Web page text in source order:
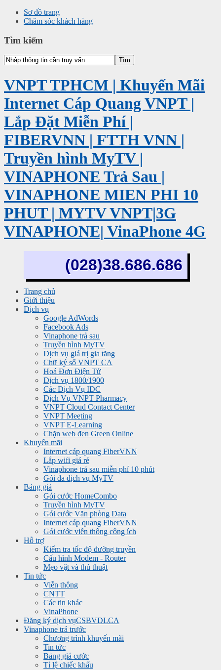
Sơ đồ trang
Chăm sóc khách hàng
Tìm kiếm
VNPT TPHCM | Khuyến Mãi
Internet Cáp Quang VNPT |
Lắp Đặt Miễn Phí |
FIBERVNN | FTTH VNN |
Truyền hình MyTV |
VINAPHONE Trả Sau |
VINAPHONE MIEN PHI 10
PHUT | MYTV VNPT|3G
VINAPHONE| VinaPhone 4G
(028)38.686.686
Trang chủ
Giới thiệu
Dịch vụ
Google AdWords
Facebook Ads
Vinaphone trả sau
Truyền hình MyTV
Dịch vụ giá trị gia tăng
Chữ ký số VNPT CA
Hoá Đơn Điện Tử
Dịch vụ 1800/1900
Các Dịch Vụ IDC
Dịch Vụ VNPT Pharmacy
VNPT Cloud Contact Center
VNPT Meeting
VNPT E-Learning
Chặn web đen Green Online
Khuyến mãi
Internet cáp quang FiberVNN
Lắp wifi giá rẻ
Vinaphone trả sau miễn phí 10 phút
Gói đa dịch vụ MyTV
Bảng giá
Gói cước HomeCombo
Truyền hình MyTV
Gói cước Văn phòng Data
Internet cáp quang FiberVNN
Gói cước viễn thông công ích
Hỗ trợ
Kiểm tra tốc độ đường truyền
Cấu hình Modem - Router
Mẹo vặt và thủ thuật
Tin tức
Viễn thông
CNTT
Các tin khác
VinaPhone
Đăng ký dịch vụCSBVDLCA
Vinaphone trả trước
Chương trình khuyến mãi
Tin tức
Bảng giá cước
Tỉ lệ chiếc khấu